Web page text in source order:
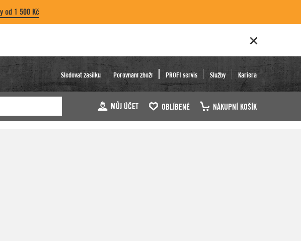
od 1 500 Kč
Sledovat zásilku Porovnání zboží PROFI servis Služby Kariéra
MŮJ ÚČET OBLÍBENÉ NÁKUPNÍ KOŠÍK